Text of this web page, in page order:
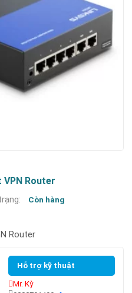
VPN Router
Còn hàng
Router
Hỗ trợ kỹ thuật
Mr. Kỳ